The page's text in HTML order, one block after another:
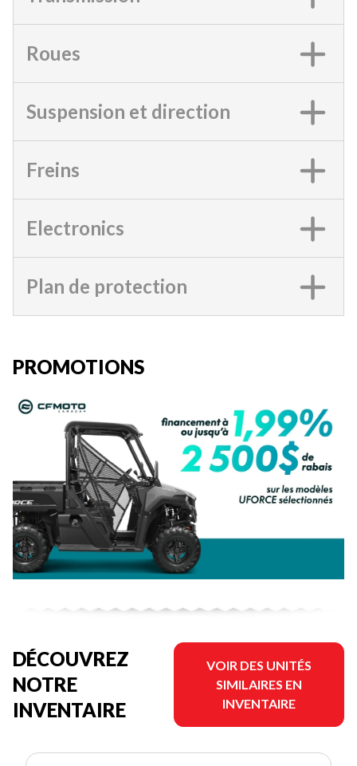
Roues
Suspension et direction
Freins
Electronics
Plan de protection
PROMOTIONS
DÉCOUVREZ
NOTRE
INVENTAIRE
VOIR DES UNITÉS
SIMILAIRES EN
INVENTAIRE